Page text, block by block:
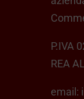
P.IVA
REA
email: